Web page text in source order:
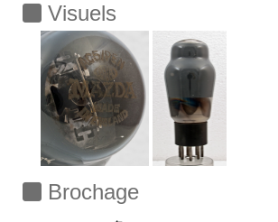
Visuels
Brochage